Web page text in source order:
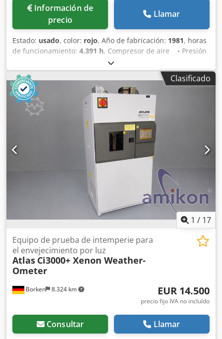
Información de
precio
Llamar
Estado: usado, color: rojo, Año de fabricación: 1981, horas
de funcionamiento: 4.391 h, Compresor de aire • Presión
de trabajo: 11 bar • 4391 horas • Iluminación vial •
Totalmente funcional Estado: Usado Año de fabricación:
1981 Djdex S Nxajpfx Aazokr
Clasificado
1 / 17
Borken 8.324 km
Equipo de prueba de intemperie para
el envejecimiento por luz
Atlas Ci3000+ Xenon Weather-
Ometer
EUR 14.500
precio fijo IVA no incluído
Consultar Llamar